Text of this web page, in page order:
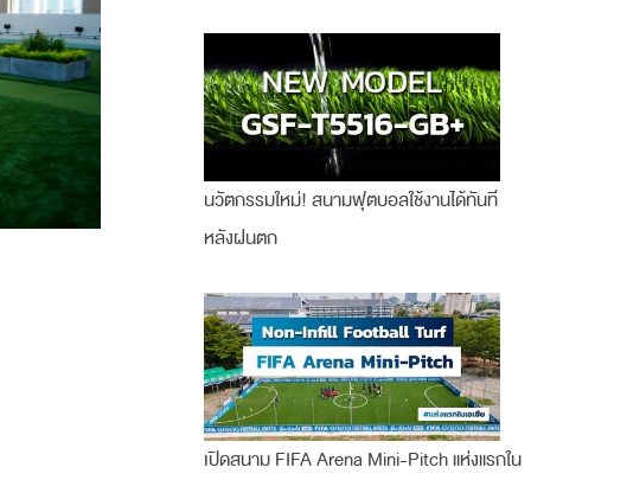
นวัตกรรมใหม่! สนามฟุตบอลใช้งานได้ทันที
หลังฝนตก
เปิดสนาม FIFA Arena Mini-Pitch แห่งแรกใน